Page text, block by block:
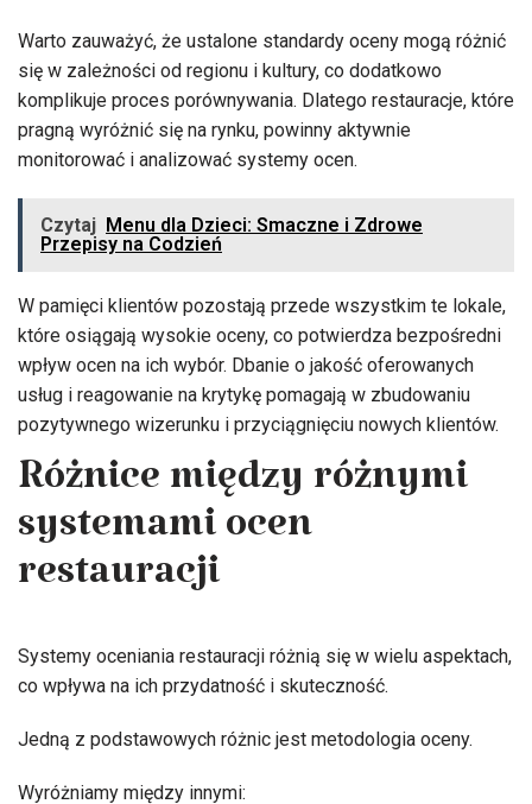
Warto zauważyć, że ustalone standardy oceny mogą różnić
się w zależności od regionu i kultury, co dodatkowo
komplikuje proces porównywania. Dlatego restauracje, które
pragną wyróżnić się na rynku, powinny aktywnie
monitorować i analizować systemy ocen.
Czytaj Menu dla Dzieci: Smaczne i Zdrowe
Przepisy na Codzień
W pamięci klientów pozostają przede wszystkim te lokale,
które osiągają wysokie oceny, co potwierdza bezpośredni
wpływ ocen na ich wybór. Dbanie o jakość oferowanych
usług i reagowanie na krytykę pomagają w zbudowaniu
pozytywnego wizerunku i przyciągnięciu nowych klientów.
Różnice między różnymi
systemami ocen
restauracji
Systemy oceniania restauracji różnią się w wielu aspektach,
co wpływa na ich przydatność i skuteczność.
Jedną z podstawowych różnic jest metodologia oceny.
Wyróżniamy między innymi: